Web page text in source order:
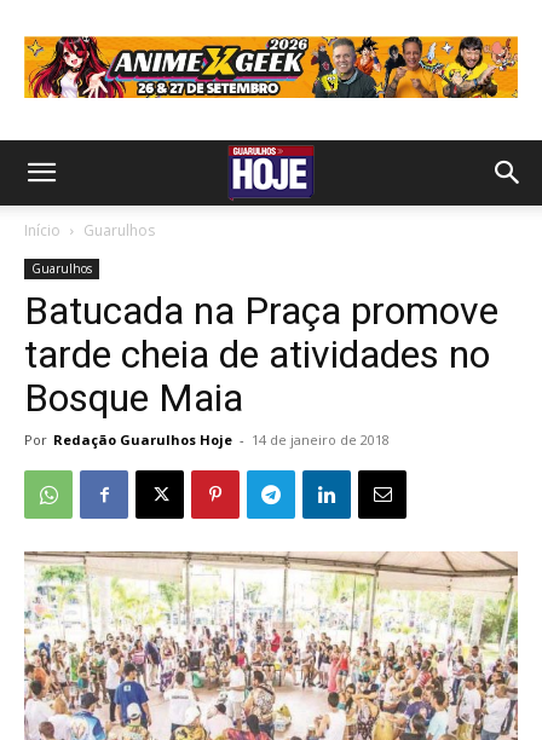
Início Guarulhos
Guarulhos
Batucada na Praça promove
tarde cheia de atividades no
Bosque Maia
Por Redação Guarulhos Hoje - 14 de janeiro de 2018